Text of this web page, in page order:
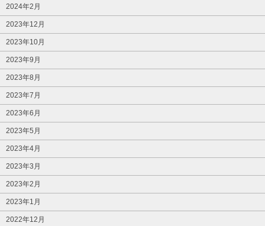
2024年2月
2023年12月
2023年10月
2023年9月
2023年8月
2023年7月
2023年6月
2023年5月
2023年4月
2023年3月
2023年2月
2023年1月
2022年12月